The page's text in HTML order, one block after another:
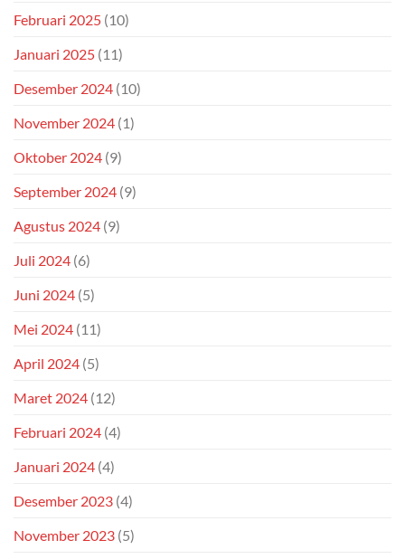
Februari 2025 (10)
Januari 2025 (11)
Desember 2024 (10)
November 2024 (1)
Oktober 2024 (9)
September 2024 (9)
Agustus 2024 (9)
Juli 2024 (6)
Juni 2024 (5)
Mei 2024 (11)
April 2024 (5)
Maret 2024 (12)
Februari 2024 (4)
Januari 2024 (4)
Desember 2023 (4)
November 2023 (5)